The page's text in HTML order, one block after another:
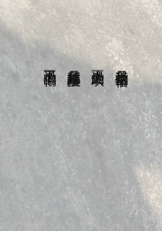
是我半生宿命
走不過的坎
是我紅塵紛擾
過不了的傷
事